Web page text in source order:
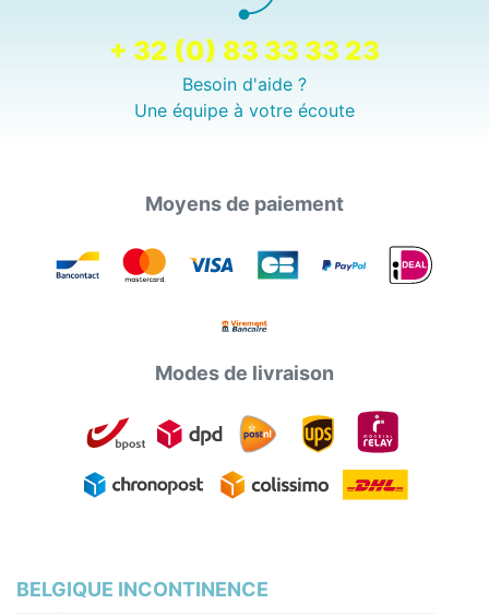
+ 32 (0) 83 33 33 23
Besoin d'aide ?
Une équipe à votre écoute
Moyens de paiement
Modes de livraison
BELGIQUE INCONTINENCE